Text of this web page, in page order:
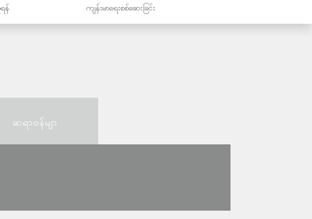
န် ကျန်းမာရေးစစ်ဆေးခြင်း
ဆရာဝန်မျာ